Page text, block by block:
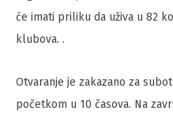
će imati priliku da uživa u 82
klubova. .
Otvaranje je zakazano za
početkom u 10 časova. Na